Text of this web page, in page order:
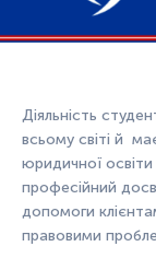
Діяльність
всьому світі й
юридичної
професійний
допомоги
правовими